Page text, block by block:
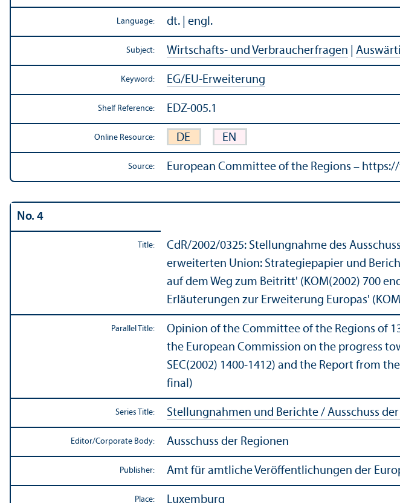
Language: dt. | engl.
Subject: Wirtschafts- und Verbraucherfragen
Keyword: EG/EU-Erweiterung
Shelf Reference: EDZ-005.1
Online Resource: DE EN
Source: European Committee of the Regions –
No. 4
Title: CdR/2002/0325: Stellungnahme des
erweiterten Union: Strategiepapier und
auf dem Weg zum Beitritt' (KOM(2002) 700
Erläuterungen zur Erweiterung Europas'
Parallel Title:
Opinion of the Committee of the Regions of
the European Commission on the progress
SEC(2002) 1400-1412) and the Report from
final)
Series Title: Stellungnahmen und Berichte / Ausschuss
Editor/Corporate Body: Ausschuss der Regionen
Publisher: Amt für amtliche Veröffentlichungen der
Place: Luxemburg